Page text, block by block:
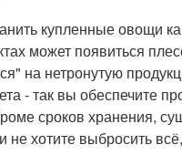
купленные овощи
может появиться
на нетронутую
- так вы обеспечите
сроков хранения,
хотите выбросить